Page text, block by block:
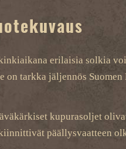
erilaisia solkia
on tarkka jäljennös
kupurasoljet
päällysvaatteen